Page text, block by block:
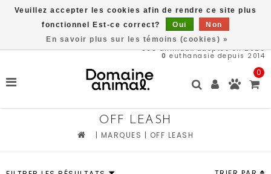
566animaux adoptés en 2026
0 euthanasie depuis 2014
0
OFF LEASH
| MARQUES | OFF LEASH
Veuillez accepter les cookies afin de rendre ce site plus
fonctionnel Est-ce correct?
Oui
Non
En savoir plus sur les témoins (cookies) »
Livraison gratuite à partir de 89$*